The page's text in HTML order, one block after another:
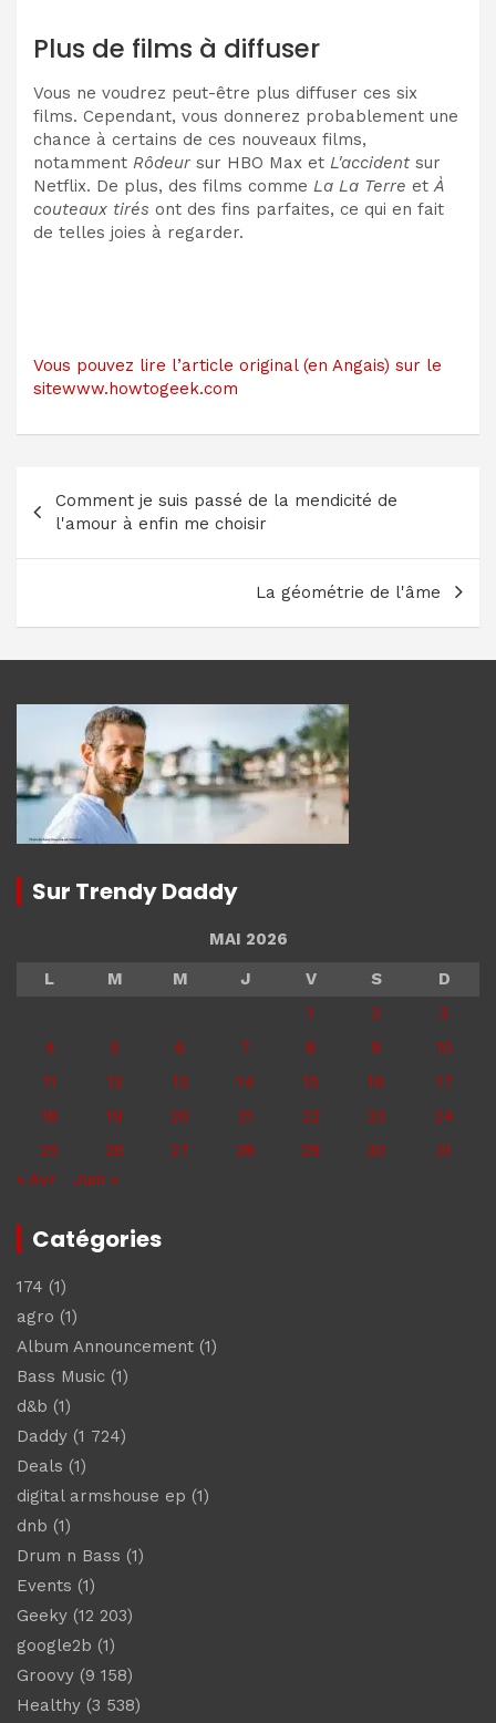
Plus de films à diffuser
Vous ne voudrez peut-être plus diffuser ces six
films. Cependant, vous donnerez probablement une
chance à certains de ces nouveaux films,
notamment Rôdeur sur HBO Max et L'accident sur
Netflix. De plus, des films comme La La Terre etÀ
couteaux tirés ont des fins parfaites, ce qui en fait
de telles joies à regarder.
Vous pouvez lire l’article original (en Angais) sur le
sitewww.howtogeek.com
de
l’article
Comment je suis passé de la mendicité de
l'amour à enfin me choisir
La géométrie de l'âme
Sur Trendy Daddy
MAI 2026
L
M M J V S
D
1
2
3
4
5 6 7 8 9
10
11
12 13 14 15 16
17
18
19 20 21 22 23
24
25
26 27 28 29 30
31
« Avr
Juin »
Catégories
174 (1)
agro (1)
Album Announcement (1)
Bass Music (1)
d&b (1)
Daddy (1 724)
Deals (1)
digital armshouse ep (1)
dnb (1)
Drum n Bass (1)
Events (1)
Geeky (12 203)
google2b (1)
Groovy (9 158)
Healthy (3 538)